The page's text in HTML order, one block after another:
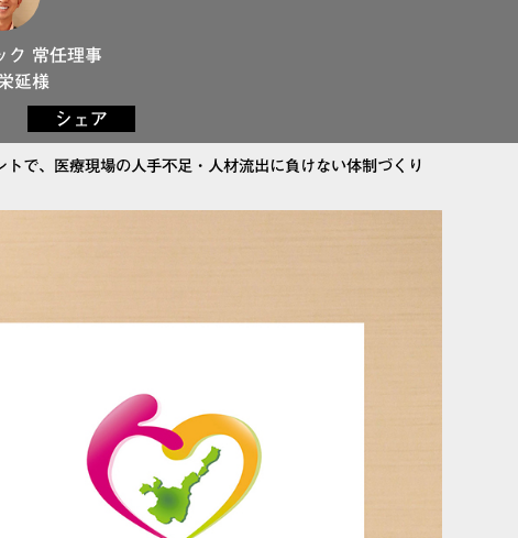
ク 常任理事
延様
シェア
で、医療現場の人手不足・人材流出に負けない体制づくり